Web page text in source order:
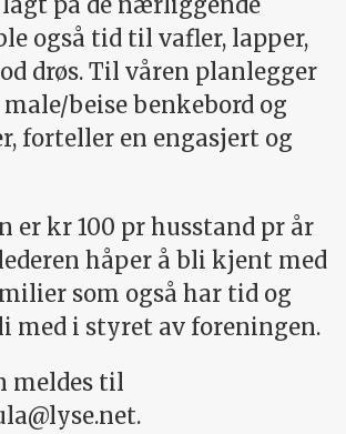
også tid til vafler, lapper,
drøs. Til våren planlegger
beise benkebord og
forteller en engasjert og
er kr 100 pr husstand pr år
håper å bli kjent med
som også har tid og
med i styret av foreningen.
meldes til
.